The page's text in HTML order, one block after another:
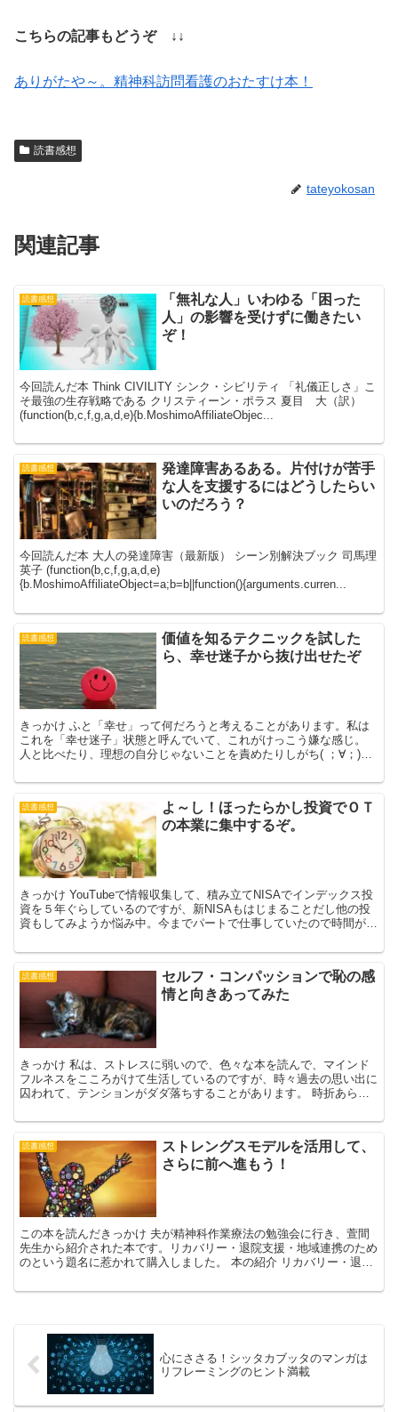
こちらの記事もどうぞ ↓↓
ありがたや～。精神科訪問看護のおたすけ本！
読書感想
tateyokosan
関連記事
読書感想
「無礼な人」いわゆる「困った
人」の影響を受けずに働きたい
ぞ！
今回読んだ本 Think CIVILITY シンク・シビリティ 「礼儀正しさ」こ
そ最強の生存戦略である クリスティーン・ポラス 夏目 大（訳）
(function(b,c,f,g,a,d,e){b.MoshimoAffiliateObjec...
読書感想
発達障害あるある。片付けが苦手
な人を支援するにはどうしたらい
いのだろう？
今回読んだ本 大人の発達障害（最新版） シーン別解決ブック 司馬理
英子 (function(b,c,f,g,a,d,e)
{b.MoshimoAffiliateObject=a;b=b||function(){arguments.curren...
読書感想
価値を知るテクニックを試した
ら、幸せ迷子から抜け出せたぞ
きっかけ ふと「幸せ」って何だろうと考えることがあります。私は
これを「幸せ迷子」状態と呼んでいて、これがけっこう嫌な感じ。
人と比べたり、理想の自分じゃないことを責めたりしがち( ；∀；)以
読書感想
よ～し！ほったらかし投資でＯＴ
の本業に集中するぞ。
きっかけ YouTubeで情報収集して、積み立てNISAでインデックス投
資を５年ぐらしているのですが、新NISAもはじまることだし他の投
資もしてみようか悩み中。今までパートで仕事していたので時間があ
読書感想
セルフ・コンパッションで恥の感
情と向きあってみた
きっかけ 私は、ストレスに弱いので、色々な本を読んで、マインド
フルネスをこころがけて生活しているのですが、時々過去の思い出に
囚われて、テンションがダダ落ちすることがあります。 時折あらわ
読書感想
ストレングスモデルを活用して、
さらに前へ進もう！
この本を読んだきっかけ 夫が精神科作業療法の勉強会に行き、萱間
先生から紹介された本です。リカバリー・退院支援・地域連携のため
のという題名に惹かれて購入しました。 本の紹介 リカバリー・退院
心にささる！シッタカブッタのマンガは
リフレーミングのヒント満載